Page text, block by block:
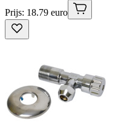
Prijs: 18.79 euro